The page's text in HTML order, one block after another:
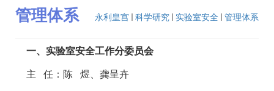
永利皇宫 科学研究 实验室安全 管理体系
管理体系
一、实验室安全工作分委员会
主 任：陈 煜、龚呈卉